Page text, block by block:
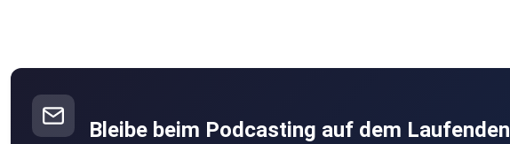
Bleibe beim Podcasting auf dem Laufenden